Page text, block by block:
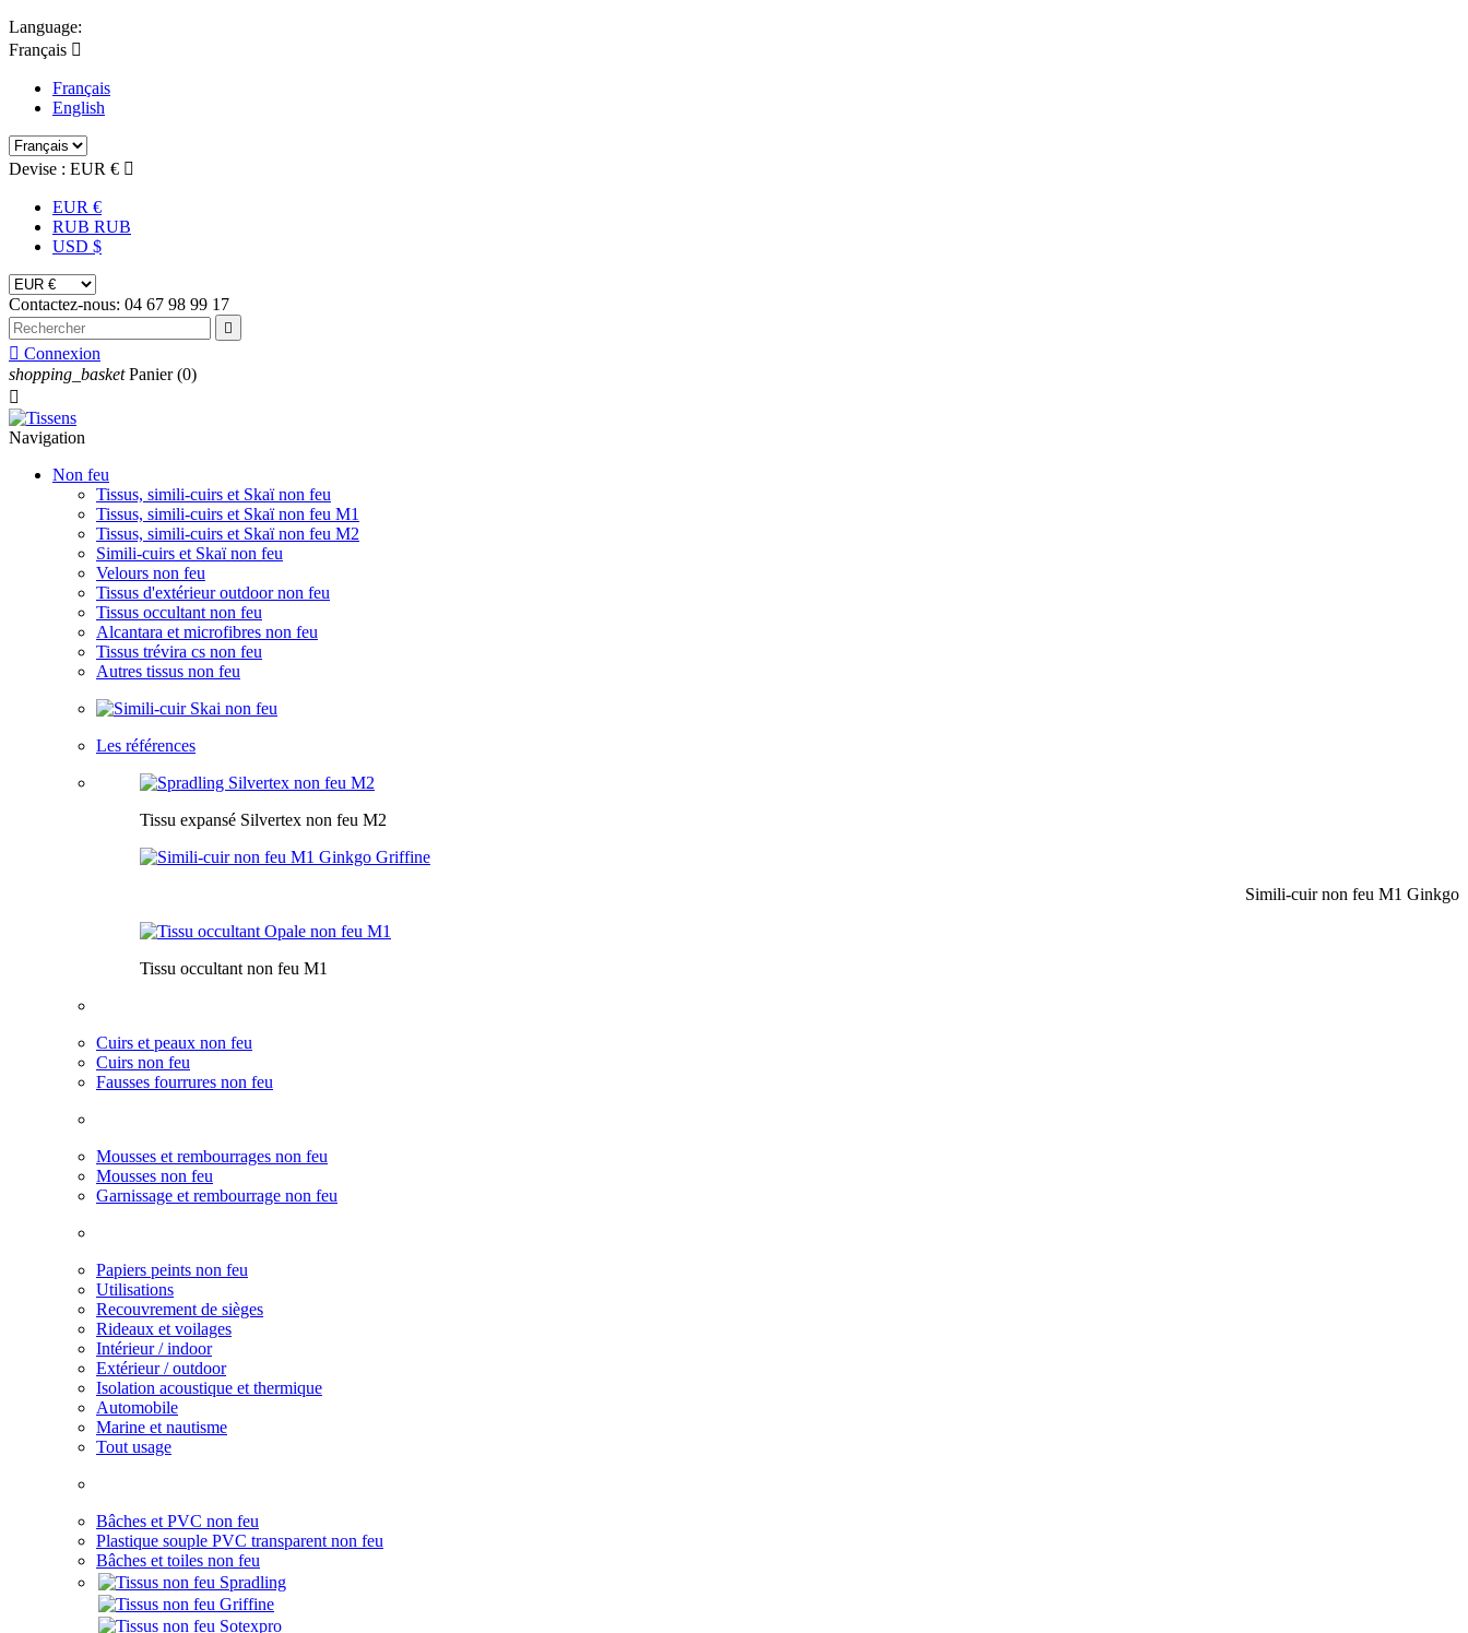
Language:
Français 
Français
English
Devise : EUR € 
EUR €
RUB RUB
USD $
Contactez-nous: 04 67 98 99 17

 Connexion
shopping_basket Panier (0)

Navigation
Non feu
Tissus, simili-cuirs et Skaï non feu
Tissus, simili-cuirs et Skaï non feu M1
Tissus, simili-cuirs et Skaï non feu M2
Simili-cuirs et Skaï non feu
Velours non feu
Tissus d'extérieur outdoor non feu
Tissus occultant non feu
Alcantara et microfibres non feu
Tissus trévira cs non feu
Autres tissus non feu
Les références
Tissu expansé Silvertex non feu M2
Simili-cuir non feu M1 Ginkgo
Tissu occultant non feu M1
Cuirs et peaux non feu
Cuirs non feu
Fausses fourrures non feu
Mousses et rembourrages non feu
Mousses non feu
Garnissage et rembourrage non feu
Papiers peints non feu
Utilisations
Recouvrement de sièges
Rideaux et voilages
Intérieur / indoor
Extérieur / outdoor
Isolation acoustique et thermique
Automobile
Marine et nautisme
Tout usage
Bâches et PVC non feu
Plastique souple PVC transparent non feu
Bâches et toiles non feu